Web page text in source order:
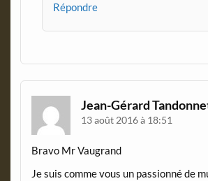
Répondre
Jean-Gérard
13 août 2016 à 18:51
Bravo Mr Vaugrand
Je suis comme vous un passionné de